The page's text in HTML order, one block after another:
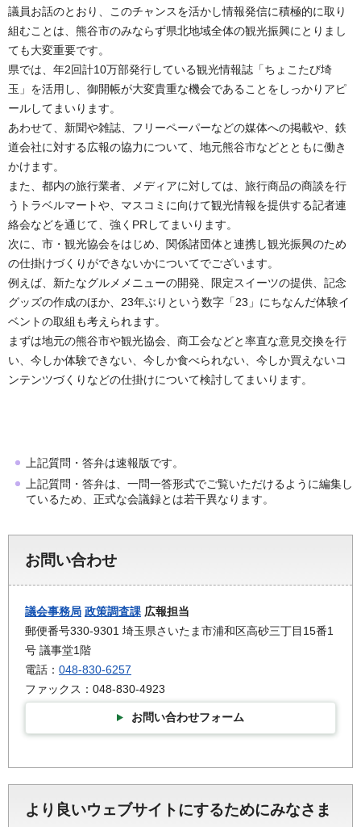
議員お話のとおり、このチャンスを活かし情報発信に積極的に取り
組むことは、熊谷市のみならず県北地域全体の観光振興にとりまし
ても大変重要です。
県では、年2回計10万部発行している観光情報誌「ちょこたび埼
玉」を活用し、御開帳が大変貴重な機会であることをしっかりアピ
ールしてまいります。
あわせて、新聞や雑誌、フリーペーパーなどの媒体への掲載や、鉄
道会社に対する広報の協力について、地元熊谷市などとともに働き
かけます。
また、都内の旅行業者、メディアに対しては、旅行商品の商談を行
うトラベルマートや、マスコミに向けて観光情報を提供する記者連
絡会などを通じて、強くPRしてまいります。
次に、市・観光協会をはじめ、関係諸団体と連携し観光振興のため
の仕掛けづくりができないかについてでございます。
例えば、新たなグルメメニューの開発、限定スイーツの提供、記念
グッズの作成のほか、23年ぶりという数字「23」にちなんだ体験イ
ベントの取組も考えられます。
まずは地元の熊谷市や観光協会、商工会などと率直な意見交換を行
い、今しか体験できない、今しか食べられない、今しか買えないコ
ンテンツづくりなどの仕掛けについて検討してまいります。
上記質問・答弁は速報版です。
上記質問・答弁は、一問一答形式でご覧いただけるように編集し
ているため、正式な会議録とは若干異なります。
お問い合わせ
議会事務局 政策調査課 広報担当
郵便番号330-9301 埼玉県さいたま市浦和区高砂三丁目15番1
号 議事堂1階
電話： 048-830-6257
ファックス：048-830-4923
お問い合わせフォーム
より良いウェブサイトにするためにみなさま